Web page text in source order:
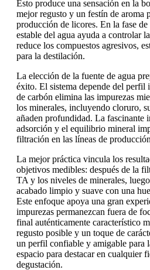
Esto produce una sensación en la
mejor regusto y un festín de aroma
producción de licores. En la fase
estable del agua ayuda a controlar
reduce los compuestos agresivos,
para la destilación.
La elección de la fuente de agua
éxito. El sistema depende del perfil
de carbón elimina las impurezas
los minerales, incluyendo cloruro,
añaden profundidad. La fascinante
adsorción y el equilibrio mineral
filtración en las líneas de
La mejor práctica vincula los
objetivos medibles: después de la
TA y los niveles de minerales,
acabado limpio y suave con una
Este enfoque apoya una gran
impurezas permanezcan fuera de
final auténticamente característico
regusto posible y un toque de
un perfil confiable y amigable para
espacio para destacar en cualquier
degustación.